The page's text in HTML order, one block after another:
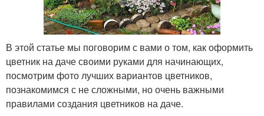
В этой статье мы поговорим с вами о том, как оформить
цветник на даче своими руками для начинающих,
посмотрим фото лучших вариантов цветников,
познакомимся с не сложными, но очень важными
правилами создания цветников на даче.